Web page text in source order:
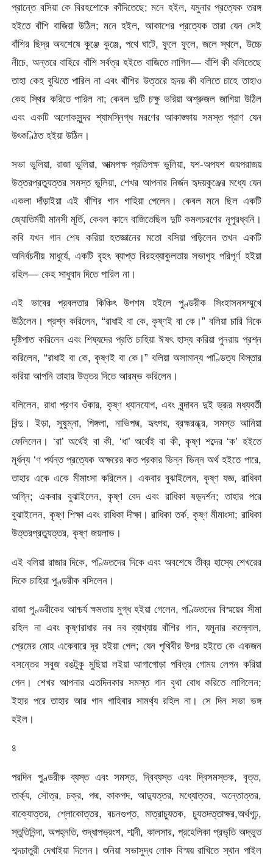
প্রান্তে বসিয়া কে বিরহশােকে কাঁদিতেছে; মনে হইল, যমুনার প্রত্যেক তরঙ্গ
হইতে বাঁশি বাজিয়া উঠিল; মনে হইল, আকাশের প্রত্যেক তারা যেন সেই
বাঁশির ছিদ্র অবশেষে কুঞ্জে কুঞ্জে, পথে ঘাটে, ফুলে ফুলে, জলে স্থলে, উচ্চে
নীচে, অন্তরে বাহিরে বাঁশি সর্বত্র হইতে বাজিতে লাগিল— বাঁশি কী বলিতেছে
তাহা কেহ বুঝিতে পারিল না এবং বাঁশির উত্তরে হৃদয়কী বলিতে চাহে তাহাও
কেহ স্থির করিতে পারিল না; কেবল দুটি চক্ষু ভরিয়া অশ্রুজল জাগিয়া উঠিল
এবং একটি অলােকসুন্দর শ্যামস্নিগ্ধ মরণের আকাঙ্ক্ষায় সমস্ত প্রাণ যেন
উৎকণ্ঠিত হইয়া উঠিল।
সভা ভুলিয়া, রাজা ভুলিয়া, আত্মপক্ষ প্রতিপক্ষ ভুলিয়া, যশ-অপযশ জয়পরাজয়
উত্তরপ্রত্যুত্তর সমস্ত ভুলিয়া, শেখর আপনার নির্জন হৃদয়কুঞ্জের মধ্যে যেন
একলা দাঁড়াইয়া এই বাঁশির গান গাহিয়া গেলেন। কেবল মনে ছিল একটি
জ্যোতির্ময়ী মানসী মূর্তি, কেবল কানে বাজিতেছিল দুটি কমলচরণের নূপুরধ্বনি।
কবি যখন গান শেষ করিয়া হতজ্ঞানের মতাে বসিয়া পড়িলেন তখন একটি
অনির্বচনীয় মাধুর্যে, একটি বৃহৎ ব্যাপ্ত বিরহব্যাকুলতায় সভাগৃহ পরিপূর্ণ হইয়া
রহিল— কেহ সাধুবাদ দিতে পারিল না।
এই ভাবের প্রবলতার কিঞ্চিৎ উপশম হইলে পুণ্ডরীক সিংহাসনসম্মুখে
উঠিলেন। প্রশ্ন করিলেন, “রাধাই বা কে, কৃষ্ণই বা কে।” বলিয়া চারি দিকে
দৃষ্টিপাত করিলেন এবং শিষ্যদের প্রতি চাহিয়া ঈষৎ হাস্য করিয়া পুনরায় প্রশ্ন
করিলেন, “রাধাই বা কে, কৃষ্ণই বা কে।” বলিয়া অসামান্য পাণ্ডিত্য বিস্তার
করিয়া আপনি তাহার উত্তর দিতে আরম্ভ করিলেন।
বলিলেন, রাধা প্রণব ওঁকার, কৃষ্ণ ধ্যানযােগ, এবং বৃন্দাবন দুই ভ্রূর মধ্যবর্তী
বিন্দু। ইড়া, সুষুম্না, পিঙ্গলা, নাভিপদ্ম, হৃৎপদ্ম, ব্রহ্মরন্ধ্র, সমস্ত আনিয়া
ফেলিলেন। ‘রা’ অর্থেই বা কী, ‘ধা’ অর্থেই বা কী, কৃষ্ণ শব্দের ‘ক’ হইতে
মূর্ধন্য ‘ণ পর্যন্ত প্রত্যেক অক্ষরের কত প্রকার ভিন্ন ভিন্ন অর্থ হইতে পারে,
তাহার একে একে মীমাংসা করিলেন। একবার বুঝাইলেন, কৃষ্ণ যজ্ঞ, রাধিকা
অগ্নি; একবার বুঝাইলেন, কৃষ্ণ বেদ এবং রাধিকা ষড়্‌দর্শন; তাহার পরে
বুঝাইলেন, কৃষ্ণ শিক্ষা এবং রাধিকা দীক্ষা। রাধিকা তর্ক, কৃষ্ণ মীমাংসা; রাধিকা
উত্তরপ্রত্যুত্তর, কৃষ্ণ জয়লাভ।
এই বলিয়া রাজার দিকে, পণ্ডিতদের দিকে এবং অবশেষে তীব্র হাস্যে শেখরের
দিকে চাহিয়া পুণ্ডরীক বসিলেন।
রাজা পুণ্ডরীকের আশ্চর্য ক্ষমতায় মুগ্ধ হইয়া গেলেন, পণ্ডিতদের বিস্ময়ের সীমা
রহিল না এবং কৃষ্ণরাধার নব নব ব্যাখ্যায় বাঁশির গান, যমুনার কল্লোল,
প্রেমের মােহ একেবারে দূর হইয়া গেল; যেন পৃথিবীর উপর হইতে কে একজন
বসন্তের সবুজ রঙটুকু মুছিয়া লইয়া আগাগােড়া পবিত্র গােময় লেপন করিয়া
গেল। শেখর আপনার এতদিনকার সমস্ত গান বৃথা বােধ করিতে লাগিলেন;
ইহার পরে তাহার আর গান গাহিবার সামর্থ্য রহিল না। সে দিন সভা ভঙ্গ
হইল।
৪
পরদিন পুণ্ডরীক ব্যস্ত এবং সমস্ত, দ্বিব্যস্ত এবং দ্বিসমস্তক, বৃত্ত,
তার্ক্য, সৌত্র, চক্র, পদ্ম, কাকপদ, আদ্যুত্তর, মধ্যোত্তর, অন্তোত্তর,
বাক্যোত্তর, শ্লোকোত্তর, বচনগুপ্ত, মাত্রাচ্যুতক, চ্যুতদত্তাক্ষর,অর্থগূঢ়,
স্তুতিনিন্দা, অপহ্নতি, শুদ্ধাপভ্রংশ, শাব্দী, কালসার, প্রহেলিকা প্রভৃতি অদ্ভুত
শব্দচাতুরী দেখাইয়া দিলেন। শুনিয়া সভাসুদ্ধ লােক বিস্ময় রাখিতে স্থান পাইল